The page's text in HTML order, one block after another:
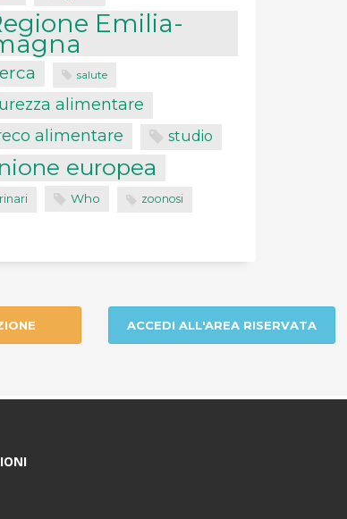
Emilia-
salute
alimentare
alimentare studio
europea
Who zoonosi
ACCEDI ALL'AREA RISERVATA